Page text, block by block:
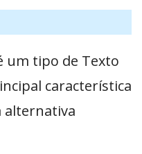
um tipo de Texto
característica
alternativa